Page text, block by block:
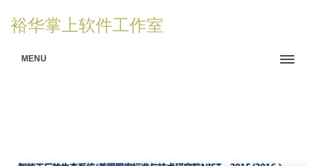
裕华掌上软件工作室
MENU